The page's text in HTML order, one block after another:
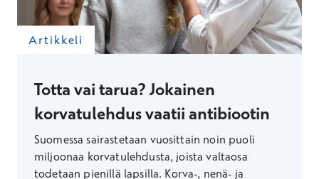
Artikkeli
Totta vai tarua? Jokainen
korvatulehdus vaatii antibiootin
Suomessa sairastetaan vuosittain noin puoli
miljoonaa korvatulehdusta, joista valtaosa
todetaan pienillä lapsilla. Korva-, nenä- ja